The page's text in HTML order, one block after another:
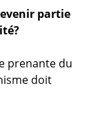
partie
prenante du
doit